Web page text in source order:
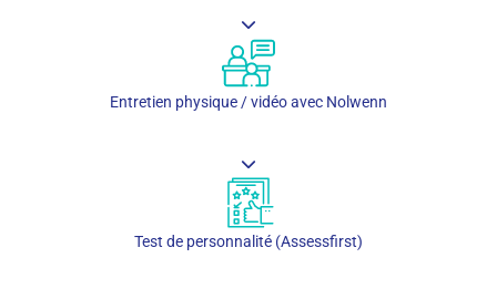
Entretien physique / vidéo avec Nolwenn
Test de personnalité (Assessfirst)